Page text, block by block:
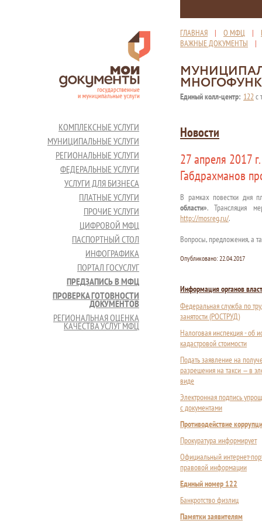
ГЛАВНАЯ | О МФЦ |
ВАЖНЫЕ ДОКУМЕНТЫ
Единый колл-центр: 122с
КОМПЛЕКСНЫЕ УСЛУГИ
МУНИЦИПАЛЬНЫЕ УСЛУГИ
РЕГИОНАЛЬНЫЕ УСЛУГИ
ФЕДЕРАЛЬНЫЕ УСЛУГИ
УСЛУГИ ДЛЯ БИЗНЕСА
ПЛАТНЫЕ УСЛУГИ
ПРОЧИЕ УСЛУГИ
ЦИФРОВОЙ МФЦ
ПАСПОРТНЫЙ СТОЛ
ИНФОГРАФИКА
ПОРТАЛ ГОСУСЛУГ
ПРЕДЗАПИСЬ В МФЦ
ПРОВЕРКА ГОТОВНОСТИ
ДОКУМЕНТОВ
РЕГИОНАЛЬНАЯ ОЦЕНКА
КАЧЕСТВА УСЛУГ МФЦ
Новости
27 апреля 2017
Габдрахманов
В рамках повестки дня
области». Трансляция
http://mosreg.ru/.
Вопросы, предложения, а
Опубликовано: 22.04.2017
Информация органов
Федеральная служба по
занятости (РОСТРУД)
Налоговая инспекция - об
кадастровой стоимости
Подать заявление на
разрешения на такси — в
виде
Электронная подпись
с документами
Противодействие
Прокуратура информирует
Официальный интернет-
правовой информации
Единый номер 122
Банкротство физлиц
Памятки заявителям